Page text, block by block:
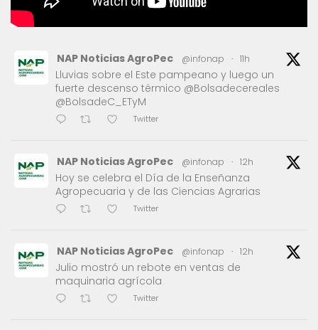
NAP Noticias AgroPec @infonap · 11h
Lluvias sobre el Este pampeano y luego un
fuerte descenso térmico @Bolsadecereales
@BolsadeC_ETyM
Twitter
NAP Noticias AgroPec @infonap · 12h
Hoy se celebra el Día de la Enseñanza
Agropecuaria y de las Ciencias Agrarias
Twitter
NAP Noticias AgroPec @infonap · 12h
Julio mostró un rebote en ventas de
maquinaria agrícola
Twitter